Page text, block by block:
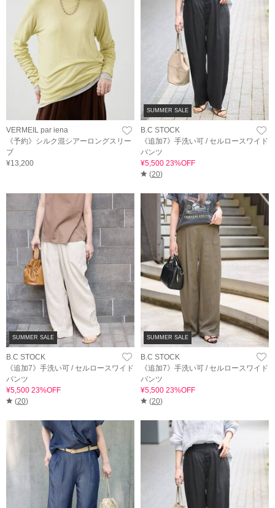
VERMEIL par iena
《予約》シルク混シアーロングスリー
ブ
¥13,200
SUMMER SALE
B.C STOCK
《追加7》手洗い可 / セルロースワイド
パンツ
¥5,500 23%OFF
(20)
SUMMER SALE
B.C STOCK
《追加7》手洗い可 / セルロースワイド
パンツ
¥5,500 23%OFF
(20)
SUMMER SALE
B.C STOCK
《追加7》手洗い可 / セルロースワイド
パンツ
¥5,500 23%OFF
(20)